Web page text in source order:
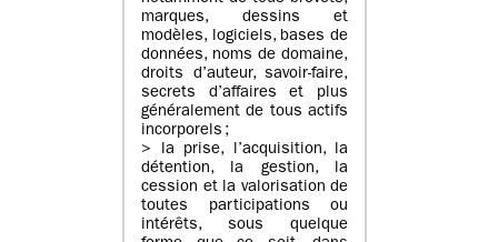
marques, dessins et
modèles, logiciels, bases de
données, noms de domaine,
droits d’auteur, savoir-faire,
secrets d’affaires et plus
généralement de tous actifs
incorporels ;
> la prise, l’acquisition, la
détention, la gestion, la
cession et la valorisation de
toutes participations ou
intérêts, sous quelque